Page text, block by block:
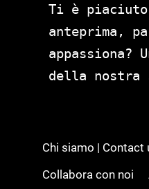
Ti è
anteprima,
della nostra
Chi siamo | Contact
Collabora con noi